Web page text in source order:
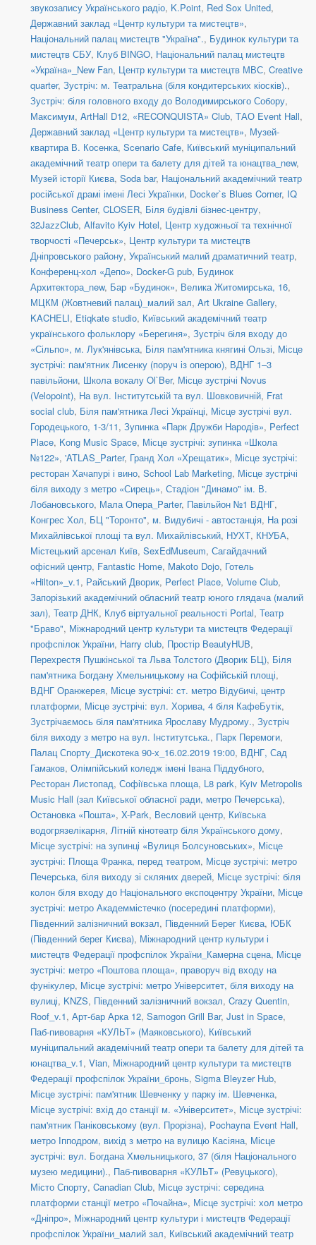
звукозапису Українського радіо, K.Point, Red Sox United,
Державний заклад «Центр культури та мистецтв»,
Національний палац мистецтв "Україна"., Будинок культури та
мистецтв СБУ, Клуб BINGO, Національний палац мистецтв
«Україна»_New Fan, Центр культури та мистецтв МВС, Creative
quarter, Зустріч: м. Театральна (біля кондитерських кіосків).,
Зустріч: біля головного входу до Володимирського Собору,
Максимум, ArtHall D12, «RECONQUISTA» Club, ТАО Event Hall,
Державний заклад «Центр культури та мистецтв», Музей-
квартира В. Косенка, Scenario Cafe, Київський муніципальний
академічний театр опери та балету для дітей та юнацтва_new,
Музей історії Києва, Soda bar, Національний академічний театр
російської драмі імені Лесі Українки, Docker`s Blues Corner, IQ
Business Center, CLOSER, Біля будівлі бізнес-центру,
32JazzClub, Alfavito Kyiv Hotel, Центр художньої та технічної
творчості «Печерськ», Центр культури та мистецтв
Дніпровського району, Український малий драматичний театр,
Конференц-хол «Депо», Docker-G pub, Будинок
Архитектора_new, Бар «Будинок», Велика Житомирська, 16,
МЦКМ (Жовтневий палац)_малий зал, Art Ukraine Gallery,
KACHELI, Etiqkate studio, Київський академічний театр
українського фольклору «Берегиня», Зустріч біля входу до
«Сільпо», м. Лук'янівська, Біля пам'ятника княгині Ользі, Місце
зустрічі: пам'ятник Лисенку (поруч із оперою), ВДНГ 1–3
павільйони, Школа вокалу Ol`Ber, Місце зустрічі Novus
(Velopoint), На вул. Інститутській та вул. Шовковичній, Frat
social сlub, Біля пам'ятника Лесі Українці, Місце зустрічі вул.
Городецького, 1-3/11, Зупинка «Парк Дружби Народів», Perfect
Place, Kong Music Space, Місце зустрічі: зупинка «Школа
№122», 'ATLAS_Parter, Гранд Хол «Хрещатик», Місце зустрічі:
ресторан Хачапурі і вино, School Lab Marketing, Місце зустрічі
біля виходу з метро «Сирець», Стадіон "Динамо" ім. В.
Лобановського, Мала Опера_Parter, Павільйон №1 ВДНГ,
Конгрес Хол, БЦ "Торонто", м. Видубичі - автостанція, На розі
Михайлівської площі та вул. Михайлівський, НУХТ, КНУБА,
Містецький арсенал Київ, SexEdMuseum, Сагайдачний
офісний центр, Fantastic Home, Makoto Dojo, Готель
«Hilton»_v.1, Райський Дворик, Perfect Place, Volume Club,
Запорізький академічний обласний театр юного глядача (малий
зал), Театр ДНК, Клуб віртуальної реальності Portal, Театр
"Браво", Міжнародний центр культури та мистецтв Федерації
профспілок України, Harry club, Простір BeautyHUB,
Перехрестя Пушкінської та Льва Толстого (Дворик БЦ), Біля
пам'ятника Богдану Хмельницькому на Софійській площі,
ВДНГ Оранжерея, Місце зустрічі: ст. метро Відубичі, центр
платформи, Місце зустрічі: вул. Хорива, 4 біля КафеБутік,
Зустрічаємось біля пам'ятника Ярославу Мудрому., Зустріч
біля виходу з метро на вул. Інститутська., Парк Перемоги,
Палац Спорту_Дискотека 90-х_16.02.2019 19:00, ВДНГ, Сад
Гамаков, Олімпійський коледж імені Івана Піддубного,
Ресторан Листопад, Софіївська площа, L8 park, Kyiv Metropolis
Music Hall (зал Київської обласної ради, метро Печерська),
Остановка «Пошта», X-Park, Весловий центр, Київська
водогрязелікарня, Літній кінотеатр біля Українського дому,
Місце зустрічі: на зупинці «Вулиця Болсуновських», Місце
зустрічі: Площа Франка, перед театром, Місце зустрічі: метро
Печерська, біля виходу зі скляних дверей, Місце зустрічі: біля
колон біля входу до Національного експоцентру України, Місце
зустрічі: метро Академмістечко (посередині платформи),
Південний залізничний вокзал, Південний Берег Києва, ЮБК
(Південний берег Києва), Міжнародний центр культури і
мистецтв Федерації профспілок України_Камерна сцена, Місце
зустрічі: метро «Поштова площа», праворуч від входу на
фунікулер, Місце зустрічі: метро Університет, біля виходу на
вулиці, KNZS, Південний залізничний вокзал, Crazy Quentin,
Roof_v.1, Арт-бар Арка 12, Samogon Grill Bar, Just in Space,
Паб-пивоварня «КУЛЬТ» (Маяковського), Київський
муніципальний академічний театр опери та балету для дітей та
юнацтва_v.1, Vian, Міжнародний центр культури та мистецтв
Федерації профспілок України_бронь, Sigma Bleyzer Hub,
Місце зустрічі: пам'ятник Шевченку у парку ім. Шевченка,
Місце зустрічі: вхід до станції м. «Університет», Місце зустрічі:
пам'ятник Паніковському (вул. Прорізна), Pochayna Event Hall,
метро Іпподром, вихід з метро на вулицю Касіяна, Місце
зустрічі: вул. Богдана Хмельницького, 37 (біля Національного
музею медицини)., Паб-пивоварня «КУЛЬТ» (Ревуцького),
Місто Спорту, Canadian Club, Місце зустрічі: середина
платформи станції метро «Почайна», Місце зустрічі: хол метро
«Дніпро», Міжнародний центр культури і мистецтв Федерації
профспілок України_малий зал, Київський академічний театр